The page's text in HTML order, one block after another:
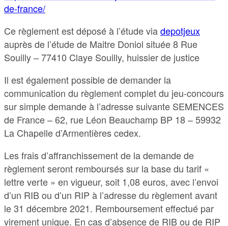
de-france/
Ce règlement est déposé à l’étude viadepotjeux
auprès de l’étude de Maitre Doniol située 8 Rue
Souilly – 77410 Claye Souilly, huissier de justice
Il est également possible de demander la
communication du règlement complet du jeu-concours
sur simple demande à l’adresse suivante SEMENCES
de France – 62, rue Léon Beauchamp BP 18 – 59932
La Chapelle d’Armentières cedex.
Les frais d’affranchissement de la demande de
règlement seront remboursés sur la base du tarif «
lettre verte » en vigueur, soit 1,08 euros, avec l’envoi
d’un RIB ou d’un RIP à l’adresse du règlement avant
le 31 décembre 2021. Remboursement effectué par
virement unique. En cas d’absence de RIB ou de RIP